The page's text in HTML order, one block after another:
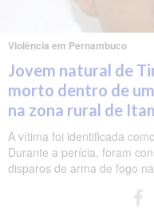
Violência em Pernambuco
Jovem natural de
morto dentro de
na zona rural de
A vítima foi identificada
Durante a perícia, foram
disparos de arma de fogo